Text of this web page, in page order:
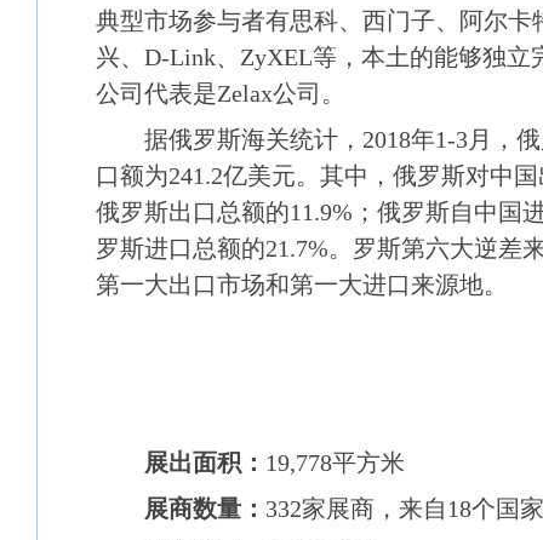
典型市场参与者有思科、西门子、阿尔卡
兴、D-Link、ZyXEL等，本土的能够独立
公司代表是Zelax公司。
据俄罗斯海关统计，2018年1-3月，俄
口额为241.2亿美元。其中，俄罗斯对中
俄罗斯出口总额的11.9%；俄罗斯自中国
罗斯进口总额的21.7%。罗斯第六大逆差
第一大出口市场和第一大进口来源地。
展出面积： 19,778平方米
展商数量： 332家展商，来自18个国